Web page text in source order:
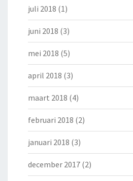
juli 2018 (1)
juni 2018 (3)
mei 2018 (5)
april 2018 (3)
maart 2018 (4)
februari 2018 (2)
januari 2018 (3)
december 2017 (2)